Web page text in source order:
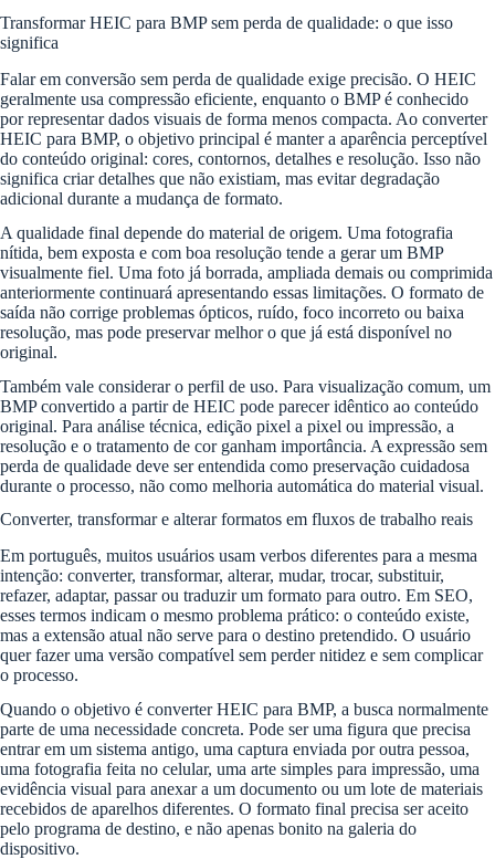
Transformar HEIC para BMP sem perda de qualidade: o que isso
significa
Falar em conversão sem perda de qualidade exige precisão. O HEIC
geralmente usa compressão eficiente, enquanto o BMP é conhecido
por representar dados visuais de forma menos compacta. Ao converter
HEIC para BMP, o objetivo principal é manter a aparência perceptível
do conteúdo original: cores, contornos, detalhes e resolução. Isso não
significa criar detalhes que não existiam, mas evitar degradação
adicional durante a mudança de formato.
A qualidade final depende do material de origem. Uma fotografia
nítida, bem exposta e com boa resolução tende a gerar um BMP
visualmente fiel. Uma foto já borrada, ampliada demais ou comprimida
anteriormente continuará apresentando essas limitações. O formato de
saída não corrige problemas ópticos, ruído, foco incorreto ou baixa
resolução, mas pode preservar melhor o que já está disponível no
original.
Também vale considerar o perfil de uso. Para visualização comum, um
BMP convertido a partir de HEIC pode parecer idêntico ao conteúdo
original. Para análise técnica, edição pixel a pixel ou impressão, a
resolução e o tratamento de cor ganham importância. A expressão sem
perda de qualidade deve ser entendida como preservação cuidadosa
durante o processo, não como melhoria automática do material visual.
Converter, transformar e alterar formatos em fluxos de trabalho reais
Em português, muitos usuários usam verbos diferentes para a mesma
intenção: converter, transformar, alterar, mudar, trocar, substituir,
refazer, adaptar, passar ou traduzir um formato para outro. Em SEO,
esses termos indicam o mesmo problema prático: o conteúdo existe,
mas a extensão atual não serve para o destino pretendido. O usuário
quer fazer uma versão compatível sem perder nitidez e sem complicar
o processo.
Quando o objetivo é converter HEIC para BMP, a busca normalmente
parte de uma necessidade concreta. Pode ser uma figura que precisa
entrar em um sistema antigo, uma captura enviada por outra pessoa,
uma fotografia feita no celular, uma arte simples para impressão, uma
evidência visual para anexar a um documento ou um lote de materiais
recebidos de aparelhos diferentes. O formato final precisa ser aceito
pelo programa de destino, e não apenas bonito na galeria do
dispositivo.